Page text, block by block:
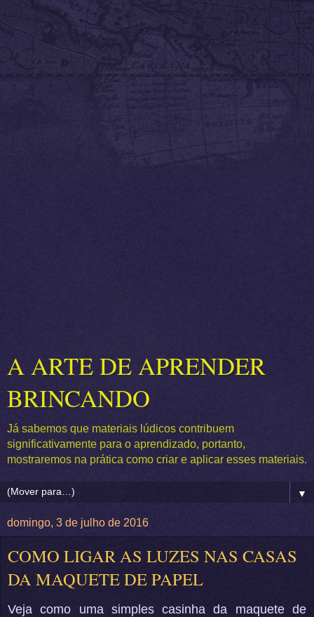
A ARTE DE APRENDER
BRINCANDO
Já sabemos que materiais lúdicos contribuem
significativamente para o aprendizado, portanto,
mostraremos na prática como criar e aplicar esses materiais.
▼
domingo, 3 de julho de 2016
COMO LIGAR AS LUZES NAS CASAS
DA MAQUETE DE PAPEL
Veja como uma simples casinha da maquete de